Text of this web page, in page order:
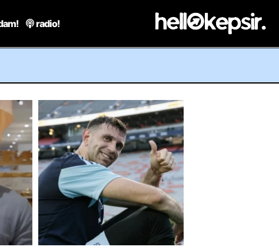
radio!